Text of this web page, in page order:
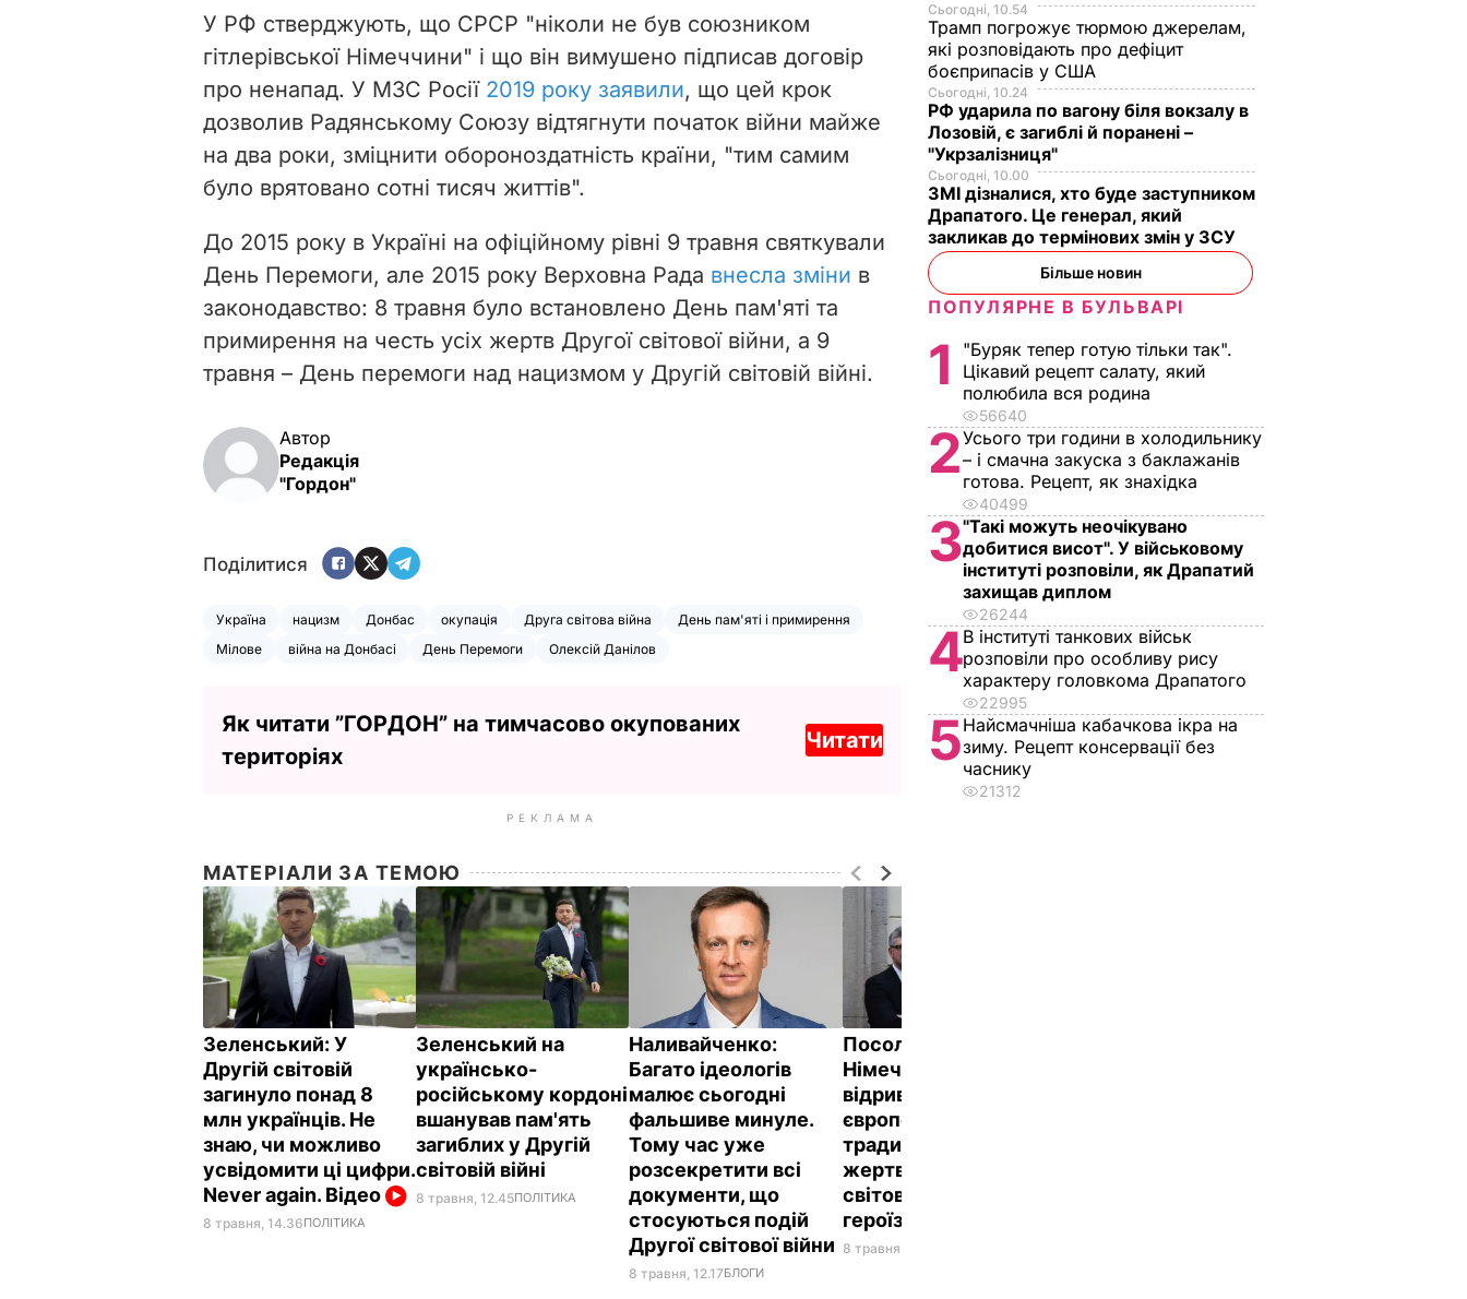
У РФ стверджують, що СРСР "ніколи не був союзником
гітлерівської Німеччини" і що він вимушено підписав договір
про ненапад. У МЗС Росії 2019 року заявили, що цей крок
дозволив Радянському Союзу відтягнути початок війни майже
на два роки, зміцнити обороноздатність країни, "тим самим
було врятовано сотні тисяч життів".
До 2015 року в Україні на офіційному рівні 9 травня святкували
День Перемоги, але 2015 року Верховна Рада внесла зміни в
законодавство: 8 травня було встановлено День пам'яті та
примирення на честь усіх жертв Другої світової війни, а 9
травня – День перемоги над нацизмом у Другій світовій війні.
Автор
Редакція
"Гордон"
Поділитися
Україна нацизм Донбас окупація Друга світова війна
День пам'яті і примирення
Мілове
війна на Донбасі День Перемоги Олексій Данілов
Як читати ”ГОРДОН” на тимчасово окупованих
територіях
Читати
РЕКЛАМА
МАТЕРІАЛИ ЗА ТЕМОЮ
Зеленський: У
Другій світовій
загинуло понад 8
млн українців. Не
знаю, чи можливо
усвідомити ці цифри.
Never again. Відео
8 травня, 14.36ПОЛІТИКА
Зеленський на
українсько-
російському кордоні
вшанував пам'ять
загиблих у Другій
світовій війні
8 травня, 12.45ПОЛІТИКА
Наливайченко:
Багато ідеологів
малює сьогодні
фальшиве минуле.
Тому час уже
розсекретити всі
документи, що
стосуються подій
Другої світової війни
8 травня, 12.17БЛОГИ
Посол України в
Німеччині: Росіяни
відриваються від
європейської
традиції вшанування
жертв Другої
світової війни, а не
героїзації перемоги
8 травня, 11.58
Сьогодні, 10.54
Трамп погрожує тюрмою джерелам,
які розповідають про дефіцит
боєприпасів у США
Сьогодні, 10.24
РФ ударила по вагону біля вокзалу в
Лозовій, є загиблі й поранені –
"Укрзалізниця"
Сьогодні, 10.00
ЗМІ дізналися, хто буде заступником
Драпатого. Це генерал, який
закликав до термінових змін у ЗСУ
Більше новин
ПОПУЛЯРНЕ В БУЛЬВАРІ
1
"Буряк тепер готую тільки так".
Цікавий рецепт салату, який
полюбила вся родина
56640
2Усього три години в холодильнику
– і смачна закуска з баклажанів
готова. Рецепт, як знахідка
40499
3"Такі можуть неочікувано
добитися висот". У військовому
інституті розповіли, як Драпатий
захищав диплом
26244
4В інституті танкових військ
розповіли про особливу рису
характеру головкома Драпатого
22995
5Найсмачніша кабачкова ікра на
зиму. Рецепт консервації без
часнику
21312